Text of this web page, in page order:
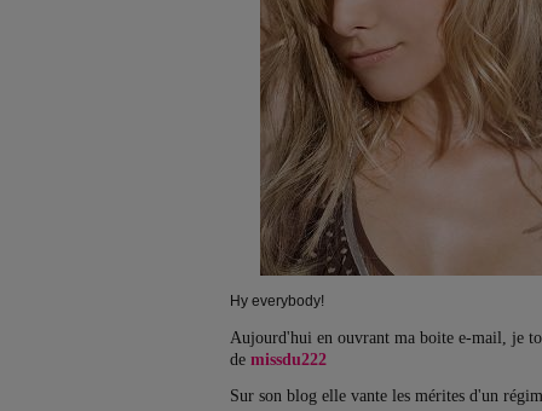
Hy everybody!
Aujourd'hui en ouvrant ma boite e-mail, je
de missdu222
Sur son blog elle vante les mérites d'un